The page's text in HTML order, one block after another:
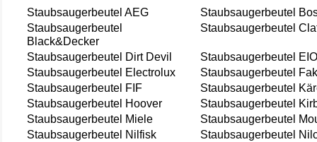
Staubsaugerbeutel AEG
Staubsaugerbeutel
Staubsaugerbeutel
Black&Decker
Staubsaugerbeutel
Staubsaugerbeutel Dirt Devil
Staubsaugerbeutel
Staubsaugerbeutel Electrolux
Staubsaugerbeutel
Staubsaugerbeutel FIF
Staubsaugerbeutel
Staubsaugerbeutel Hoover
Staubsaugerbeutel
Staubsaugerbeutel Miele
Staubsaugerbeutel
Staubsaugerbeutel Nilfisk
Staubsaugerbeutel